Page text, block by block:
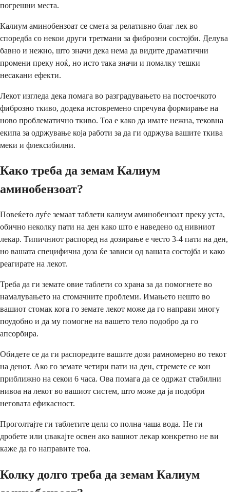
погрешни места.
Калиум аминобензоат се смета за релативно благ лек во
споредба со некои други третмани за фиброзни состојби. Делува
бавно и нежно, што значи дека нема да видите драматични
промени преку ноќ, но исто така значи и помалку тешки
несакани ефекти.
Лекот изгледа дека помага во разградувањето на постоечкото
фиброзно ткиво, додека истовремено спречува формирање на
ново проблематично ткиво. Тоа е како да имате нежна, тековна
екипа за одржување која работи за да ги одржува вашите ткива
меки и флексибилни.
Како треба да земам Калиум
аминобензоат?
Повеќето луѓе земаат таблети калиум аминобензоат преку уста,
обично неколку пати на ден како што е наведено од нивниот
лекар. Типичниот распоред на дозирање е често 3-4 пати на ден,
но вашата специфична доза ќе зависи од вашата состојба и како
реагирате на лекот.
Треба да ги земате овие таблети со храна за да помогнете во
намалувањето на стомачните проблеми. Имањето нешто во
вашиот стомак кога го земате лекот може да го направи многу
поудобно и да му помогне на вашето тело подобро да го
апсорбира.
Обидете се да ги распоредите вашите дози рамномерно во текот
на денот. Ако го земате четири пати на ден, стремете се кон
приближно на секои 6 часа. Ова помага да се одржат стабилни
нивоа на лекот во вашиот систем, што може да ја подобри
неговата ефикасност.
Проголтајте ги таблетите цели со полна чаша вода. Не ги
дробете или џвакајте освен ако вашиот лекар конкретно не ви
каже да го направите тоа.
Колку долго треба да земам Калиум